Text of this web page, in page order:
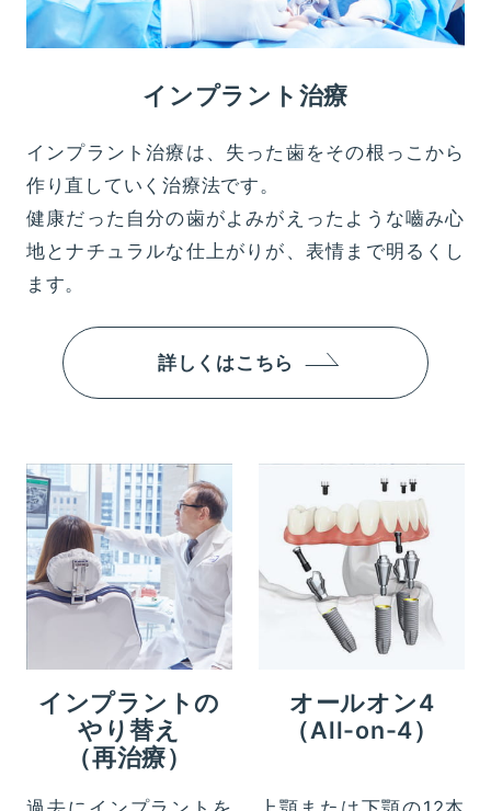
インプラント治療
インプラント治療は、失った歯をその根っこから
作り直していく治療法です。
健康だった自分の歯がよみがえったような嚙み心
地とナチュラルな仕上がりが、表情まで明るくし
ます。
詳しくはこちら
インプラントの
やり替え
（再治療）
オールオン4
（All-on-4）